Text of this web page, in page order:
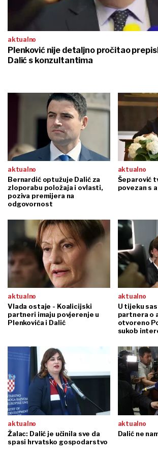
aktualno
Plenković nije detaljno pročitao
Dalić s konzultantima
aktualno
Bernardić optužuje Dalić za
zloporabu položaja i ovlasti,
poziva premijera na
odgovornost
aktualno
Šeparović
povezan s
aktualno
Vlada ostaje - Koalicijski
partneri imaju povjerenje u
Plenkovića i Dalić
aktualno
U tijeku
partnera o
otvoreno
sukob
aktualno
Žalac: Dalić je učinila sve da
spasi hrvatsko gospodarstvo
aktualno
Dalić ne